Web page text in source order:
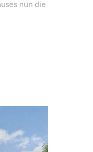
nun die